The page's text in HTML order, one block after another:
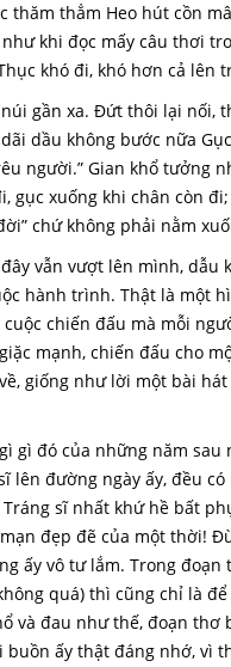
thăm thẳm Heo hút cồn
khi đọc mấy câu thơi
khó đi, khó hơn cả lên
gần xa. Đứt thôi lại nối,
dầu không bước nữa
người.” Gian khổ tưởng
xuống khi chân còn đi;
chứ không phải nằm
vẫn vượt lên mình, dẫu
hành trình. Thật là một
chiến đấu mà mỗi
mạnh, chiến đấu cho
giống như lời một bài
đó của những năm sau
đường ngày ấy, đều
sĩ nhất khứ hề bất
đẹp đẽ của một thời!
ấy vô tư lắm. Trong đoạn
quá) thì cũng chỉ là
và đau như thế, đoạn thơ
ấy thật đáng nhớ, vì